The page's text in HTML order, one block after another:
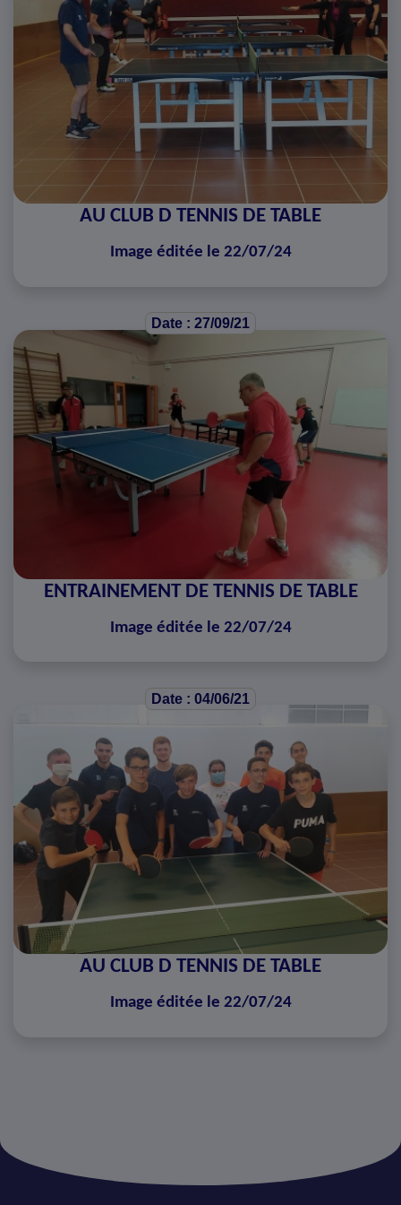
AU CLUB D TENNIS DE TABLE
Image éditée le 22/07/24
Date : 27/09/21
ENTRAINEMENT DE TENNIS DE TABLE
Image éditée le 22/07/24
Date : 04/06/21
AU CLUB D TENNIS DE TABLE
Image éditée le 22/07/24